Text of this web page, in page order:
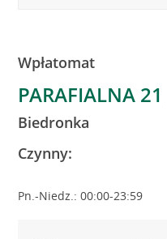
Wpłatomat
PARAFIALNA
Biedronka
Czynny:
Pn.-Niedz.: 00:00-23:59